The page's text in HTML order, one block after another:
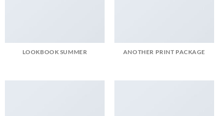
LOOKBOOK SUMMER ANOTHER PRINT PACKAGE